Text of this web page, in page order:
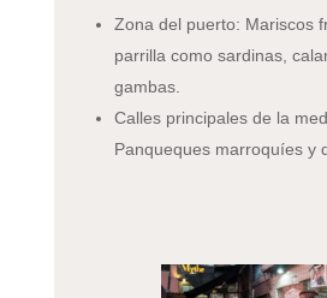
Zona del puerto: Mariscos
parrilla como sardinas,
gambas.
Calles principales de la
Panqueques marroquíes y